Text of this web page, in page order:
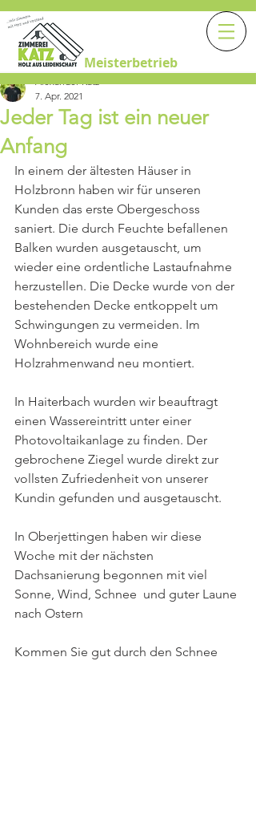
Meisterbetrieb
Jeder Tag ist ein neuer
Anfang
Alexander Katz
7. Apr. 2021
In einem der ältesten Häuser in
Holzbronn haben wir für unseren
Kunden das erste Obergeschoss
saniert. Die durch Feuchte befallenen
Balken wurden ausgetauscht, um
wieder eine ordentliche Lastaufnahme
herzustellen. Die Decke wurde von der
bestehenden Decke entkoppelt um
Schwingungen zu vermeiden. Im
Wohnbereich wurde eine
Holzrahmenwand neu montiert.
In Haiterbach wurden wir beauftragt
einen Wassereintritt unter einer
Photovoltaikanlage zu finden. Der
gebrochene Ziegel wurde direkt zur
vollsten Zufriedenheit von unserer
Kundin gefunden und ausgetauscht.
In Oberjettingen haben wir diese
Woche mit der nächsten
Dachsanierung begonnen mit viel
Sonne, Wind, Schnee  und guter Laune
nach Ostern
Kommen Sie gut durch den Schnee